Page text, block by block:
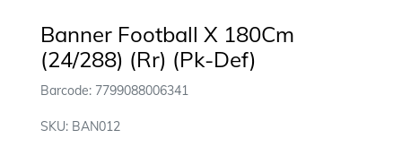
Banner Football X 180Cm
(24/288) (Rr) (Pk-Def)
Barcode: 7799088006341
SKU: BAN012